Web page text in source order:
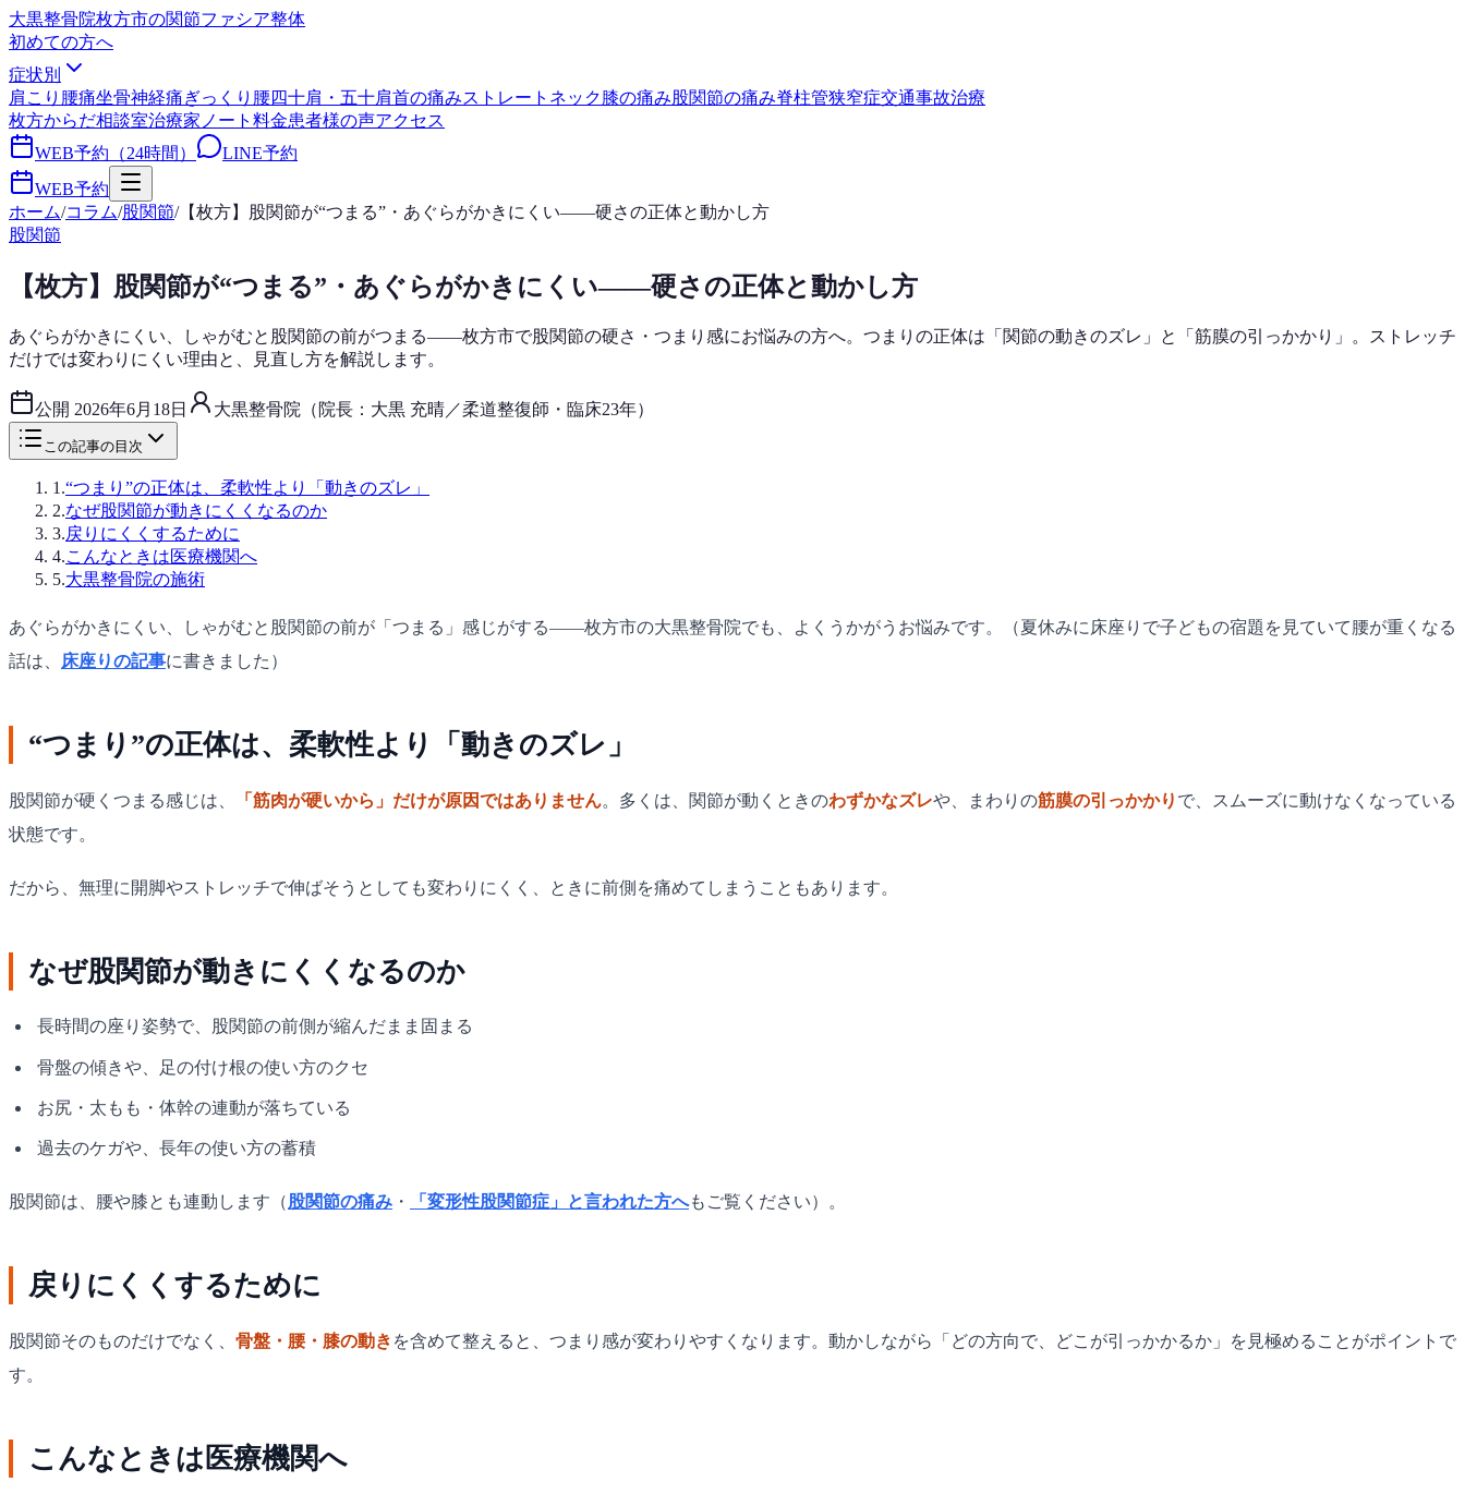
大黒整骨院枚方市の関節ファシア整体
初めての方へ
症状別
肩こり 腰痛坐骨神経痛ぎっくり腰四十肩・五十肩首の痛みストレートネック膝の痛み股関節の痛み脊柱管狭窄症交通事故治療
枚方からだ相談室治療家ノート 料金患者様の声アクセス
WEB予約（24時間）
LINE予約
WEB予約
ホーム/コラム/股関節/【枚方】股関節が“つまる”・あぐらがかきにくい——硬さの正体と動かし方
股関節
【枚方】股関節が“つまる”・あぐらがかきにくい——硬さの正体と動かし方
あぐらがかきにくい、しゃがむと股関節の前がつまる——枚方市で股関節の硬さ・つまり感にお悩みの方へ。つまりの正体は「関節の動きのズレ」と「筋膜の引っかかり」。ストレッチ
だけでは変わりにくい理由と、見直し方を解説します。
公開 2026年6月18日 大黒整骨院（院長：大黒 充晴／柔道整復師・臨床23年）
この記事の目次
1 .“つまり”の正体は、柔軟性より「動きのズレ」
2.なぜ股関節が動きにくくなるのか
3.戻りにくくするために
4.こんなときは医療機関へ
5.大黒整骨院の施術
あぐらがかきにくい、しゃがむと股関節の前が「つまる」感じがする——枚方市の大黒整骨院でも、よくうかがうお悩みです。（夏休みに床座りで子どもの宿題を見ていて腰が重くなる
話は、 床座りの記事に書きました）
“つまり”の正体は、柔軟性より「動きのズレ」
股関節が硬くつまる感じは、 「筋肉が硬いから」だけが原因ではありません。多くは、関節が動くときのわずかなズレや、まわりの筋膜の引っかかり で、スムーズに動けなくなっている
状態です。
だから、無理に開脚やストレッチで伸ばそうとしても変わりにくく、ときに前側を痛めてしまうこともあります。
なぜ股関節が動きにくくなるのか
長時間の座り姿勢で、股関節の前側が縮んだまま固まる
骨盤の傾きや、足の付け根の使い方のクセ
お尻・太もも・体幹の連動が落ちている
過去のケガや、長年の使い方の蓄積
股関節は、腰や膝とも連動します（股関節の痛み ・ 「変形性股関節症」と言われた方へもご覧ください）。
戻りにくくするために
股関節そのものだけでなく、 骨盤・腰・膝の動き を含めて整えると、つまり感が変わりやすくなります。動かしながら「どの方向で、どこが引っかかるか」を見極めることがポイントで
す。
こんなときは医療機関へ